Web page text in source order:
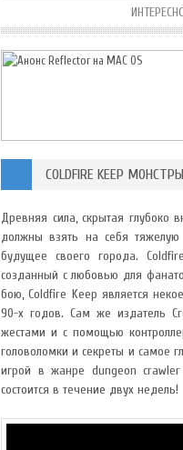
COLDFIRE KEEP
Древняя сила, скрытая глубоко
должны взять на себя
будущее своего города.
созданный с любовью для
бою, Coldfire Keep является
90-х годов. Сам же издатель
жестами и с помощью
головоломки и секреты и самое
игрой в жанре dungeon
состоится в течение двух недель!